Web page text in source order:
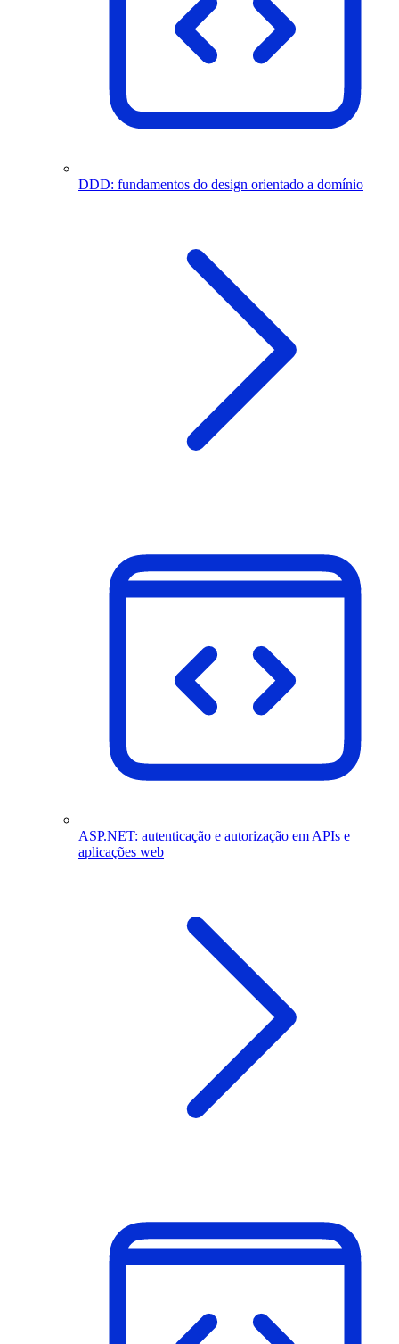
DDD: fundamentos do design orientado a domínio
ASP.NET: autenticação e autorização em APIs e
aplicações web